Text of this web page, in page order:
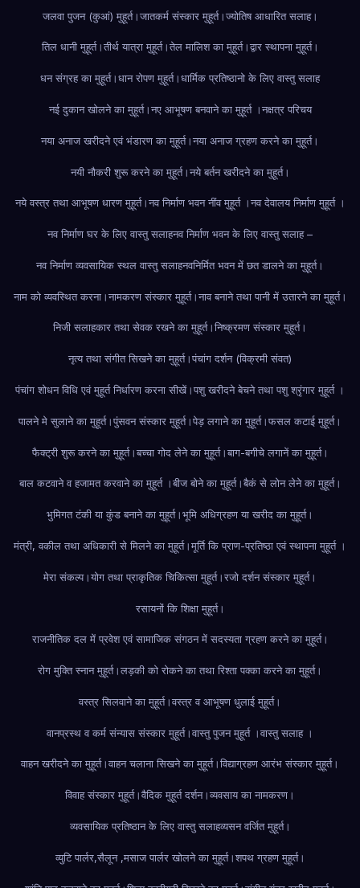
जलवा पुजन (कुआं) मुहूर्त।जातकर्म संस्कार मुहूर्त।ज्योतिष आधारित सलाह।
तिल धानी मुहूर्त।तीर्थ यात्रा मुहूर्त।तेल मालिश का मुहूर्त।द्वार स्थापना मुहूर्त।
धन संग्रह का मुहूर्त।धान रोपण मुहूर्त।धार्मिक प्रतिष्ठानो के लिए वास्तु सलाह
नई दुकान खोलने का मुहूर्त।नए आभूषण बनवाने का मुहूर्त ।नक्षत्र परिचय
नया अनाज खरीदने एवं भंडारण का मुहूर्त।नया अनाज ग्रहण करने का मुहूर्त।
नयी नौकरी शुरू करने का मुहूर्त।नये बर्तन खरीदने का मुहूर्त।
नये वस्त्र तथा आभूषण धारण मुहूर्त।नव निर्माण भवन नींव मुहूर्त ।नव देवालय निर्माण मुहूर्त ।
नव निर्माण घर के लिए वास्तु सलाहनव निर्माण भवन के लिए वास्तु सलाह –
नव निर्माण व्यवसायिक स्थल वास्तु सलाहनवनिर्मित भवन में छत डालने का मुहूर्त।
नाम को व्यवस्थित करना।नामकरण संस्कार मुहूर्त।नाव बनाने तथा पानी में उतारने का मुहूर्त।
निजी सलाहकार तथा सेवक रखने का मुहूर्त।निष्क्रमण संस्कार मुहूर्त।
नृत्य तथा संगीत सिखने का मुहूर्त।पंचांग दर्शन (विक्रमी संवत)
पंचांग शोधन विधि एवं मुहूर्त निर्धारण करना सीखें।पशु खरीदने बेचने तथा पशु श्रृंगार मुहूर्त ।
पालने मे सुलाने का मुहूर्त।पुंसवन संस्कार मुहूर्त।पेड़ लगाने का मुहूर्त।फसल कटाई मुहूर्त।
फैक्ट्री शुरू करने का मुहूर्त।बच्चा गोद लेने का मुहूर्त।बाग-बगीचे लगानें का मुहूर्त।
बाल कटवाने व हजामत करवाने का मुहूर्त ।बीज बोने का मुहूर्त।बैकं से लोन लेने का मुहूर्त।
भुमिगत टंकी या कुंड बनाने का मुहूर्त।भूमि अधिग्रहण या खरीद का मुहूर्त।
मंत्री, वकील तथा अधिकारी से मिलने का मुहूर्त।मूर्ति कि प्राण-प्रतिष्ठा एवं स्थापना मुहूर्त ।
मेरा संकल्प।योग तथा प्राकृतिक चिकित्सा मुहूर्त।रजो दर्शन संस्कार मुहूर्त।
रसायनों कि शिक्षा मुहूर्त।
राजनीतिक दल में प्रवेश एवं सामाजिक संगठन में सदस्यता ग्रहण करने का मुहूर्त।
रोग मुक्ति स्नान मुहूर्त।लड़की को रोकने का तथा रिश्ता पक्का करने का मुहूर्त।
वस्त्र सिलवाने का मुहूर्त।वस्त्र व आभूषण धुलाई मुहूर्त।
वानप्रस्थ व कर्म संन्यास संस्कार मुहूर्त।वास्तु पुजन मुहूर्त ।वास्तु सलाह ।
वाहन खरीदने का मुहूर्त।वाहन चलाना सिखने का मुहूर्त।विद्याग्रहण आरंभ संस्कार मुहूर्त।
विवाह संस्कार मुहूर्त।वैदिक मुहूर्त दर्शन।व्यवसाय का नामकरण।
व्यवसायिक प्रतिष्ठान के लिए वास्तु सलाहव्यसन वर्जित मुहूर्त।
व्युटि पार्लर,सैलून ,मसाज पार्लर खोलने का मुहूर्त।शपथ ग्रहण मुहूर्त।